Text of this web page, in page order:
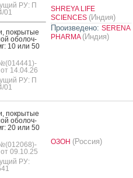
РУ: П
01
пок­ры­тые
обо­лоч­
10 или 50
14.04.26
РУ: П
01
SHREYA LIFE
SCIENCES (Индия)
Произведено: SERENA
PHARMA (Индия)
пок­ры­тые
обо­лоч­
20 или 50
09.10.25
РУ:
ОЗОН (Россия)